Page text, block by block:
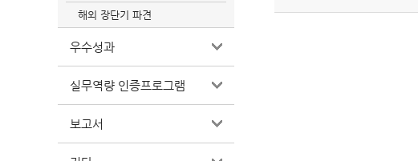
해외 장단기 파견
우수성과
실무역량 인증프로그램
보고서